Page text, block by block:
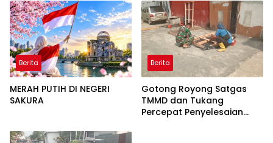
Bagi Seluruh Masyarakat
Berita
MERAH PUTIH DI NEGERI
SAKURA
Berita
Gotong Royong Satgas
TMMD dan Tukang
Percepat Penyelesaian